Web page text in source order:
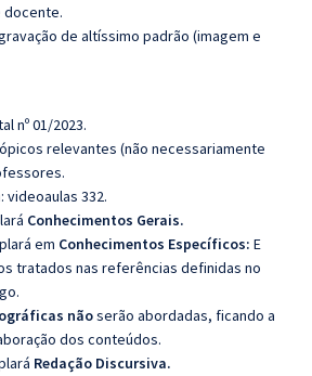
docente.
de altíssimo padrão (imagem e
nº 01/2023.
relevantes (não necessariamente
videoaulas 332.
Conhecimentos Gerais.
em Conhecimentos Específicos: E
tratados nas referências definidas no
nãoserão abordadas, ficando a
dos conteúdos.
Redação Discursiva.